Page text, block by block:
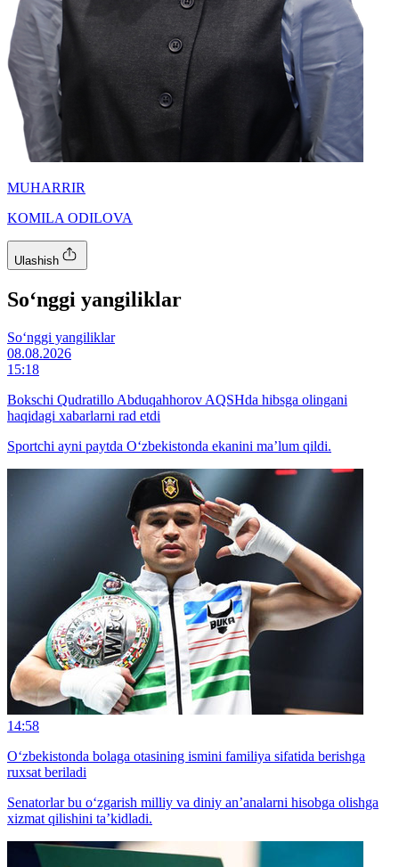
MUHARRIR
KOMILA ODILOVA
Ulashish
So‘nggi yangiliklar
So‘nggi yangiliklar
08.08.2026
15:18
Bokschi Qudratillo Abduqahhorov AQSHda hibsga olingani
haqidagi xabarlarni rad etdi
Sportchi ayni paytda O‘zbekistonda ekanini ma’lum qildi.
14:58
O‘zbekistonda bolaga otasining ismini familiya sifatida berishga
ruxsat beriladi
Senatorlar bu o‘zgarish milliy va diniy an’analarni hisobga olishga
xizmat qilishini ta’kidladi.